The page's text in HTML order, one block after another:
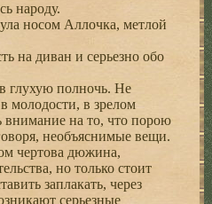
народу.
носом Аллочка, метлой
на диван и серьезно обо
глухую полночь. Не
молодости, в зрелом
внимание на то, что порою
необъяснимые вещи.
чертова дюжина,
но только стоит
заплакать, через
серьезные